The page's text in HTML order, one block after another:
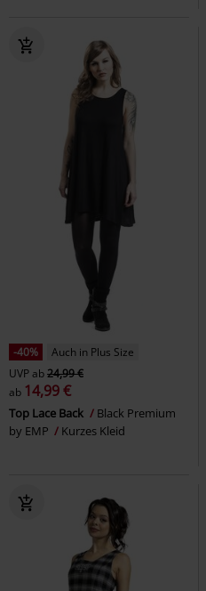
-40%
Auch in Plus Size
UVPab24,99 €
ab 14,99 €
Top Lace Back
Black Premium
by EMP
Kurzes Kleid